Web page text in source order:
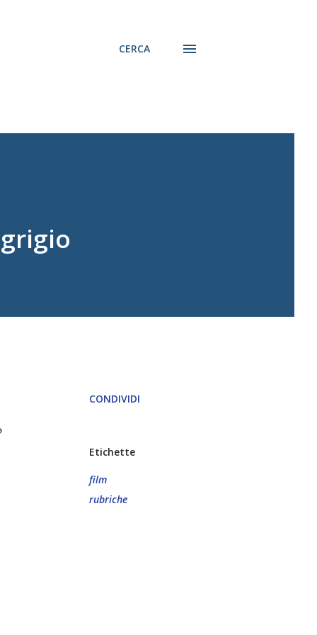
CERCA
CONDIVIDI
Etichette
film
rubriche